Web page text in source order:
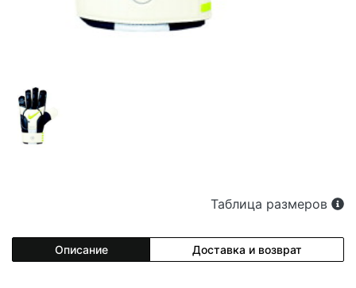
Таблица размеров
Описание Доставка и возврат